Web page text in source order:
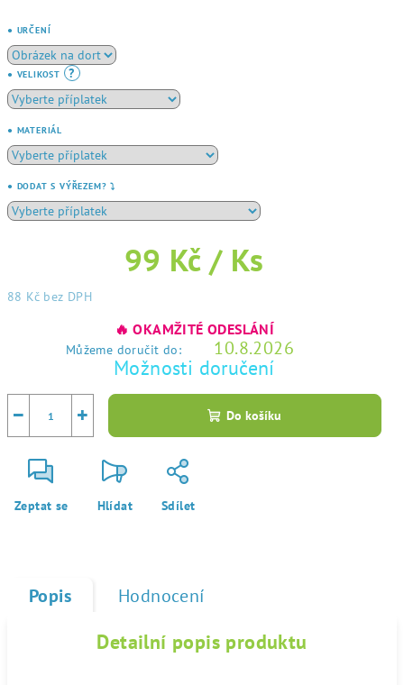
● URČENÍ
● VELIKOST ?
● MATERIÁL
● DODAT S VÝŘEZEM? ⤵️
99 Kč / Ks
88 Kč bez DPH
🔥 OKAMŽITÉ ODESLÁNÍ
Můžeme doručit do: 10.8.2026
Možnosti doručení
+
− Do košíku
Zeptat se Hlídat Sdílet
Popis Hodnocení
Detailní popis produktu